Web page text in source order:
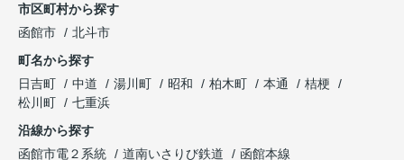
市区町村から探す
函館市
北斗市
町名から探す
日吉町
中道 湯川町 昭和 柏木町 本通
桔梗
松川町
七重浜
沿線から探す
函館市電２系統
道南いさりび鉄道
函館本線